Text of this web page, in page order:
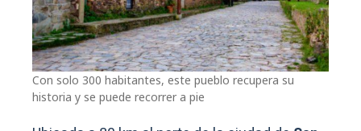
Con solo 300 habitantes, este pueblo recupera su
historia y se puede recorrer a pie